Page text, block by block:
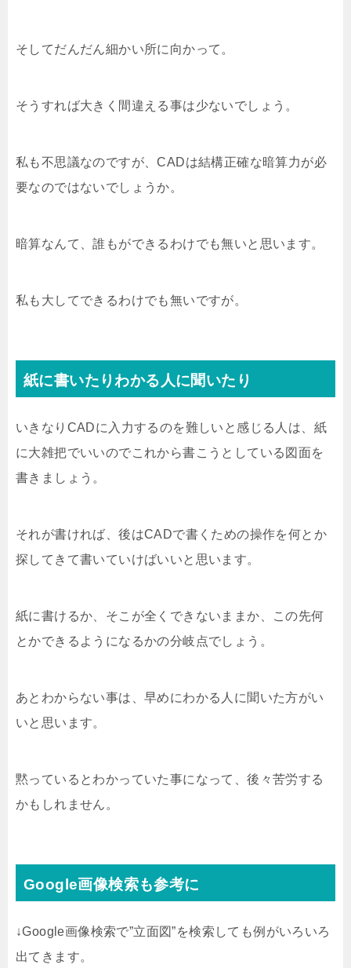
そしてだんだん細かい所に向かって。
そうすれば大きく間違える事は少ないでしょう。
私も不思議なのですが、CADは結構正確な暗算力が必
要なのではないでしょうか。
暗算なんて、誰もができるわけでも無いと思います。
私も大してできるわけでも無いですが。
紙に書いたりわかる人に聞いたり
いきなりCADに入力するのを難しいと感じる人は、紙
に大雑把でいいのでこれから書こうとしている図面を
書きましょう。
それが書ければ、後はCADで書くための操作を何とか
探してきて書いていけばいいと思います。
紙に書けるか、そこが全くできないままか、この先何
とかできるようになるかの分岐点でしょう。
あとわからない事は、早めにわかる人に聞いた方がい
いと思います。
黙っているとわかっていた事になって、後々苦労する
かもしれません。
Google画像検索も参考に
↓Google画像検索で”立面図”を検索しても例がいろいろ
出てきます。